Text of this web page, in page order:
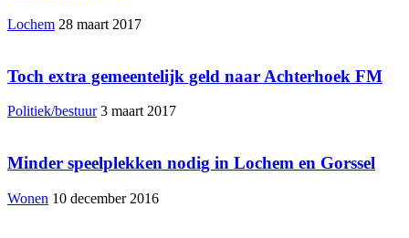
Lochem 28 maart 2017
Toch extra gemeentelijk geld naar Achterhoek FM
Politiek/bestuur 3 maart 2017
Minder speelplekken nodig in Lochem en Gorssel
Wonen 10 december 2016